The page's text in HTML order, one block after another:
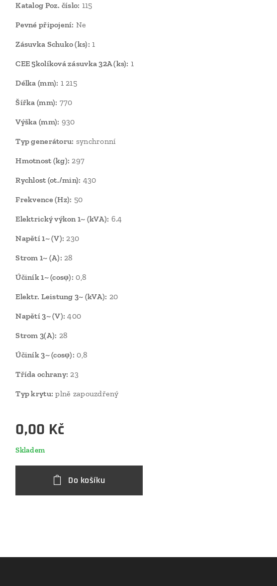
Katalog Poz. číslo: 115
Pevné připojení: Ne
Zásuvka Schuko (ks): 1
CEE 5kolíková zásuvka 32A (ks): 1
Délka (mm): 1 215
Šířka (mm): 770
Výška (mm): 930
Typ generátoru: synchronní
Hmotnost (kg): 297
Rychlost (ot./min): 430
Frekvence (Hz): 50
Elektrický výkon 1~ (kVA): 6.4
Napětí 1~ (V): 230
Strom 1~ (A): 28
Účiník 1~ (cosφ): 0,8
Elektr. Leistung 3~ (kVA): 20
Napětí 3~ (V): 400
Strom 3(A): 28
Účiník 3~ (cosφ): 0,8
Třída ochrany: 23
Typ krytu: plně zapouzdřený
0,00 Kč
Skladem
Do košíku